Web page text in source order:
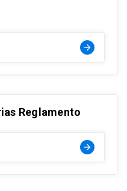
arrow_forward
Reglamento
arrow_forward